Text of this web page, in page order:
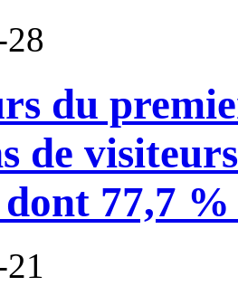
du
de
77,7 %